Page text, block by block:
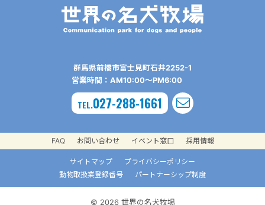
群⾺県前橋市富⼠⾒町⽯井2252-1
営業時間：AM10:00〜PM6:00
TEL.027-288-1661
FAQ お問い合わせ イベント窓口 採用情報
サイトマップ
プライバシーポリシー
動物取扱業登録番号
パートナーシップ制度
© 2026 世界の名犬牧場